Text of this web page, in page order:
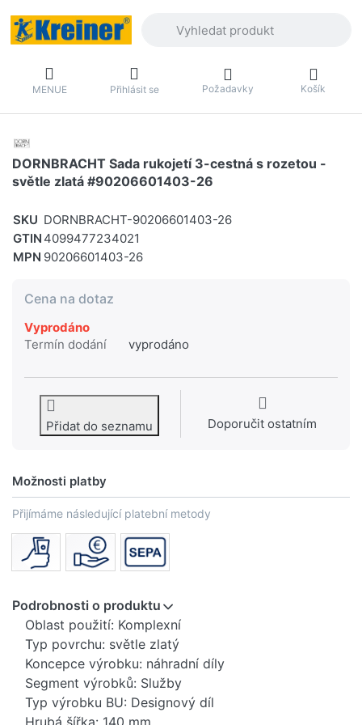
MENUE Přihlásit se Požadavky Košík
DORNBRACHT Sada rukojetí 3-cestná s rozetou -
světle zlatá #90206601403-26
SKU DORNBRACHT-90206601403-26
GTIN 4099477234021
MPN 90206601403-26
Cena na dotaz
Vyprodáno
Termín dodání
vyprodáno
Přidat do seznamu Doporučit ostatním
Možnosti platby
Přijímáme následující platební metody
Podrobnosti o produktu
Oblast použití: Komplexní
Typ povrchu: světle zlatý
Koncepce výrobku: náhradní díly
Segment výrobků: Služby
Typ výrobku BU: Designový díl
Hrubá šířka: 140 mm